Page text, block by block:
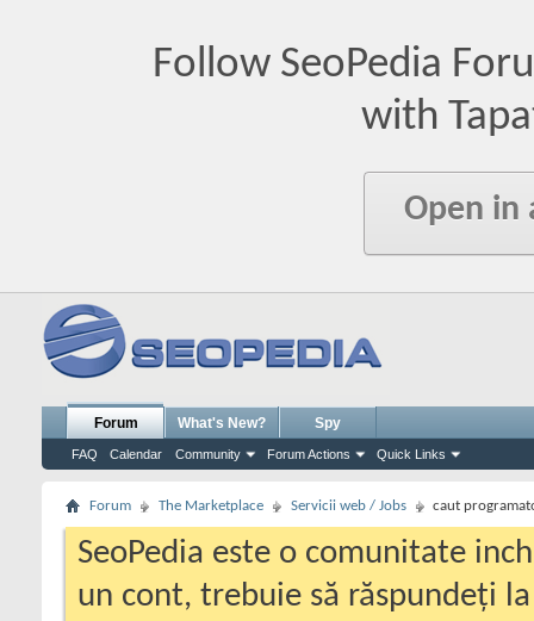
Follow SeoPedia
with
Open in
Forum
FAQ Calendar Community Forum Actions Quick Links
What's New? Spy
Forum The Marketplace Servicii web / Jobs caut
SeoPedia este o comunitate
un cont, trebuie să răspundeți